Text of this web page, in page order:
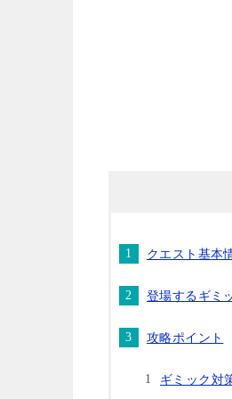
クエスト基本
登場するギミ
攻略ポイント
ギミック対